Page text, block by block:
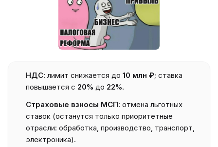
НДС: лимит снижается до 10 млн ₽; ставка
повышается с 20% до 22%.
Страховые взносы МСП: отмена льготных
ставок (останутся только приоритетные
отрасли: обработка, производство, транспорт,
электроника).